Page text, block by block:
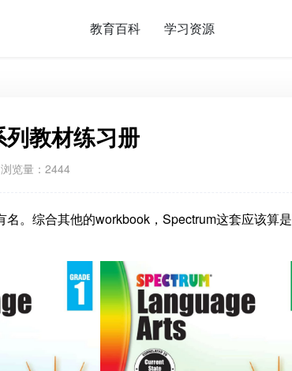
教育百科 学习资源
教材练习册
浏览量：2444
。综合其他的workbook，Spectrum这套应该算